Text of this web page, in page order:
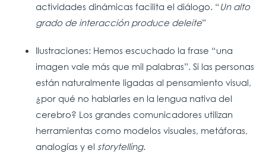
actividades dinámicas facilita el diálogo. “ Un alto
grado de interacción produce deleite”
Ilustraciones: Hemos escuchado la frase “una
imagen vale más que mil palabras”. Si las personas
están naturalmente ligadas al pensamiento visual,
¿por qué no hablarles en la lengua nativa del
cerebro? Los grandes comunicadores utilizan
herramientas como modelos visuales, metáforas,
analogías y el storytelling.